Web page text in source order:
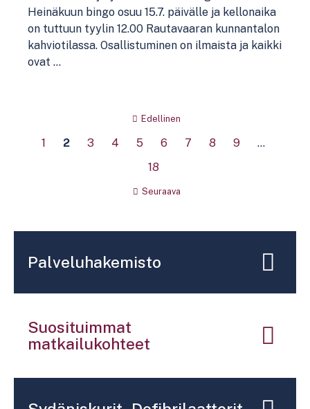
Heinäkuun bingo osuu 15.7. päivälle ja kellonaika
on tuttuun tyylin 12.00 Rautavaaran kunnantalon
kahviotilassa. Osallistuminen on ilmaista ja kaikki
ovat ...
Sivutus
Edellinen
1 2 3 4 5 6 7 8 9
…
18
Seuraava
Palveluhakemisto
Suosituimmat
matkailukohteet